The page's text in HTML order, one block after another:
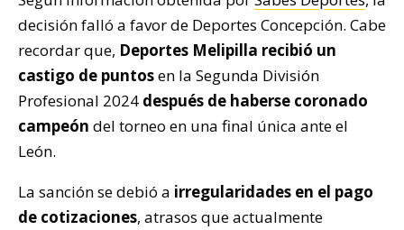
decisión falló a favor de Deportes Concepción. Cabe
recordar que, Deportes Melipilla recibió un
castigo de puntosen la Segunda División
Profesional 2024 después de haberse coronado
campeón del torneo en una final única ante el
León.
La sanción se debió a irregularidades en el pago
de cotizaciones, atrasos que actualmente